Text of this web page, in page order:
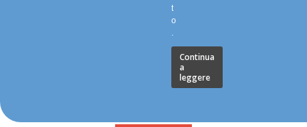
t
o
.
Continua
a
leggere